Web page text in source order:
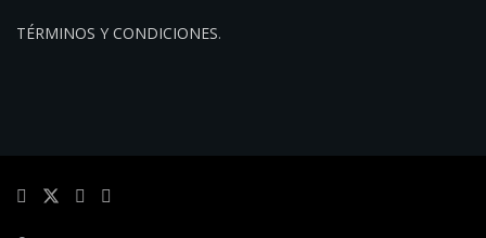
TÉRMINOS Y CONDICIONES.